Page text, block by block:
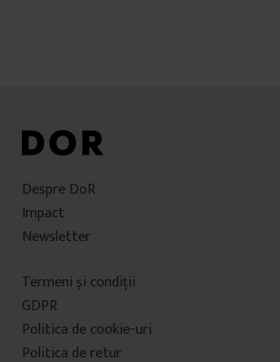
Despre DoR
Impact
Newsletter
Termeni şi condiţii
GDPR
Politica de cookie-uri
Politica de retur